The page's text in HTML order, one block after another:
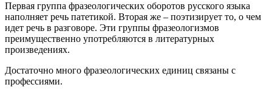
Первая группа фразеологических оборотов русского языка
наполняет речь патетикой. Вторая же – поэтизирует то, о чем
идет речь в разговоре. Эти группы фразеологизмов
преимущественно употребляются в литературных
произведениях.
Достаточно много фразеологических единиц связаны с
профессиями.